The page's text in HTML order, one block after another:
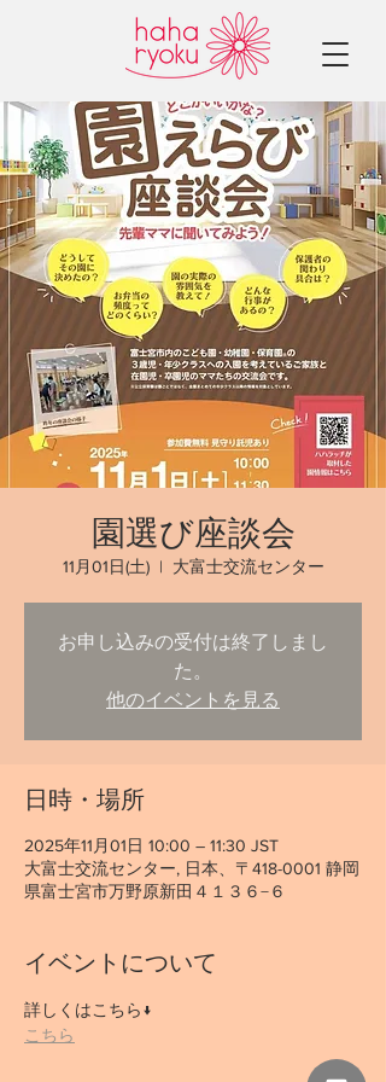
園選び座談会
11月01日(土)
  |
大富士交流センター
お申し込みの受付は終了しまし
た。
他のイベントを見る
日時・場所
2025年11月01日 10:00 – 11:30 JST
大富士交流センター, 日本、〒418-0001 静岡
県富士宮市万野原新田４１３６−６
イベントについて
詳しくはこちら↓
こちら